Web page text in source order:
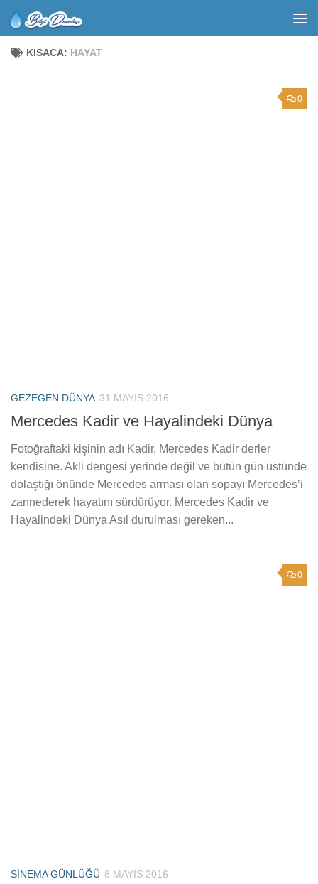
KISACA: HAYAT
0
GEZEGEN DÜNYA 31 MAYIS 2016
Mercedes Kadir ve Hayalindeki Dünya
Fotoğraftaki kişinin adı Kadir, Mercedes Kadir derler
kendisine. Akli dengesi yerinde değil ve bütün gün üstünde
dolaştığı önünde Mercedes arması olan sopayı Mercedes’i
zannederek hayatını sürdürüyor. Mercedes Kadir ve
Hayalindeki Dünya Asıl durulması gereken...
0
SINEMA GÜNLÜĞÜ 8 MAYIS 2016